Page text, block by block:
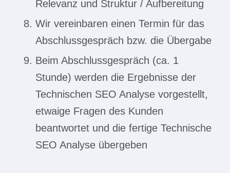
Relevanz und Struktur / Aufbereitung
Wir vereinbaren einen Termin für das
Abschlussgespräch bzw. die Übergabe
Beim Abschlussgespräch (ca. 1
Stunde) werden die Ergebnisse der
Technischen SEO Analyse vorgestellt,
etwaige Fragen des Kunden
beantwortet und die fertige Technische
SEO Analyse übergeben